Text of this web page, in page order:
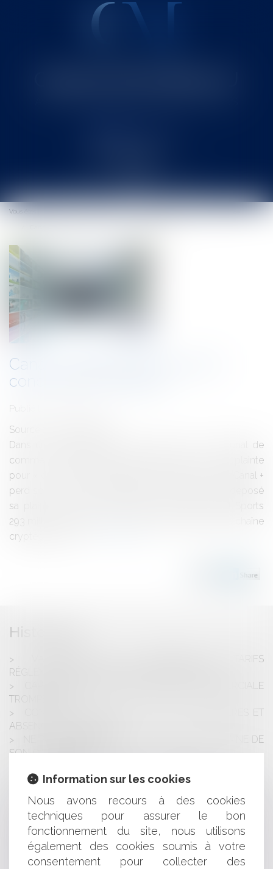
Ouvrir
le
Vous êtes ici :
Canal + et BeIn Sports: pas de
concurrence déloyale
Publié le :
Source :
Dans un jugement rendu ce 18 juin 2014, le tribunal de
commerce de Nanterre déboute Canal + de sa plainte
pour « concurrence déloyale » face à BeIN Sports.Canal +
perd son procès contre BeIN SPORT Canal+ avait déposé
sa plainte en juillet 2013.Canal+ réclamait à beIN Sports
293 millions d'euros pour concurrence déloyale.La chaîne
cryptée reproch...
Historique
VALIDATION DE LA RÉFORME DES TARIFS
RÉGLEMENTÉS DES PROFESSIONS JURIDIQUES
CARACTÉRISATION D’UNE PRATIQUE COMMERCIALE
TROMPEUSE
CONCURRENCE ENTRE AGENCES IMMOBILIÈRES ET
ABSENCE D'EXCLUSIVITÉ
NE PAS SE PRÉCIPITER SUR LE NOM DE DOMAINE DE
SON CONCURRENT
CONCURRENCE ET SECRET DES AFFAIRES
PUBLICATION DU DÉCRET RELATIF AU REGISTRE
NATIONAL DE DISPONIBILITÉ DES TAXIS: LANCEMENT DE
LA PLATEFORME « LE.TAXI »
L'EXERCICE DE L'ACTIVITÉ DE CONDUCTEUR DE TAXI
N'EST PAS INCOMPATIBLE AVEC L'EXERCICE DE
L'ACTIVITÉ DE CONDUCTEUR DE VTC
Information sur les cookies
Nous avons recours à des cookies
techniques pour assurer le bon
fonctionnement du site, nous utilisons
également des cookies soumis à votre
consentement pour collecter des